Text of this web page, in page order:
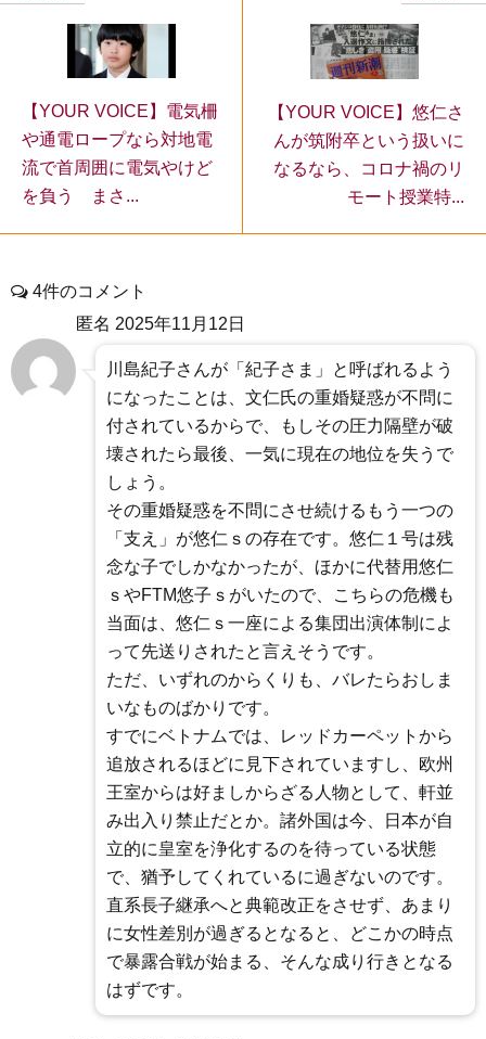
【YOUR VOICE】電気柵
や通電ロープなら対地電
流で首周囲に電気やけど
を負う まさ...
【YOUR VOICE】悠仁さ
んが筑附卒という扱いに
なるなら、コロナ禍のリ
モート授業特...
4件のコメント
匿名 2025年11月12日
川島紀子さんが「紀子さま」と呼ばれるよう
になったことは、文仁氏の重婚疑惑が不問に
付されているからで、もしその圧力隔壁が破
壊されたら最後、一気に現在の地位を失うで
しょう。
その重婚疑惑を不問にさせ続けるもう一つの
「支え」が悠仁ｓの存在です。悠仁１号は残
念な子でしかなかったが、ほかに代替用悠仁
ｓやFTM悠子ｓがいたので、こちらの危機も
当面は、悠仁ｓ一座による集団出演体制によ
って先送りされたと言えそうです。
ただ、いずれのからくりも、バレたらおしま
いなものばかりです。
すでにベトナムでは、レッドカーペットから
追放されるほどに見下されていますし、欧州
王室からは好ましからざる人物として、軒並
み出入り禁止だとか。諸外国は今、日本が自
立的に皇室を浄化するのを待っている状態
で、猶予してくれているに過ぎないのです。
直系長子継承へと典範改正をさせず、あまり
に女性差別が過ぎるとなると、どこかの時点
で暴露合戦が始まる、そんな成り行きとなる
はずです。